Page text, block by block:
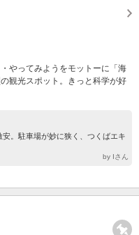
やってみようをモットーに「海
観光スポット。きっと科学が好
。駐車場が妙に狭く、つくばエキ
by Iさん